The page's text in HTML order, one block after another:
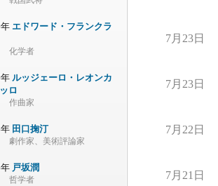
7月23日
7月23日
7月22日
7月21日
エドワード・フランクラ
化学者
ルッジェーロ・レオンカ
ロ
作曲家
田口掬汀
劇作家、美術評論家
戸坂潤
哲学者